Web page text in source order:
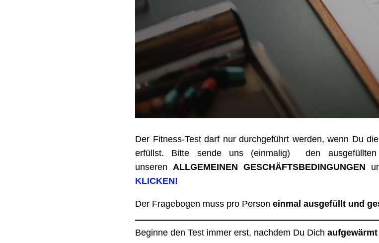
Der Fitness-Test darf nur durchgeführt werden, wenn Du die
erfüllst. Bitte sende uns (einmalig) den ausgefüllten
unseren ALLGEMEINEN GESCHÄFTSBEDINGUNGEN
KLICKEN!
Der Fragebogen muss pro Person einmal ausgefüllt und
Beginne den Test immer erst, nachdem Du Dich aufgewärmt